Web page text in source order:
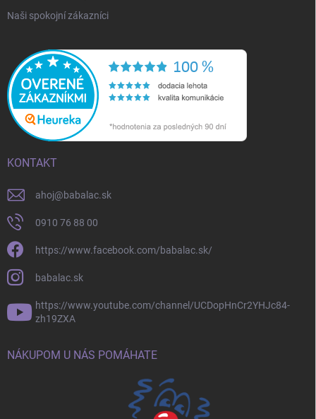
Naši spokojní zákazníci
KONTAKT
ahoj@babalac.sk
0910 76 88 00
https://www.facebook.com/babalac.sk/
babalac.sk
https://www.youtube.com/channel/UCDopHnCr2YHJc84-
zh19ZXA
NÁKUPOM U NÁS POMÁHATE